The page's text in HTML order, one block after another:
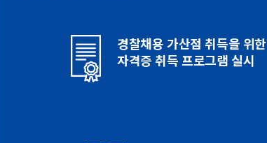
경찰채용 가산점 취득을 위한
자격증 취득 프로그램 실시